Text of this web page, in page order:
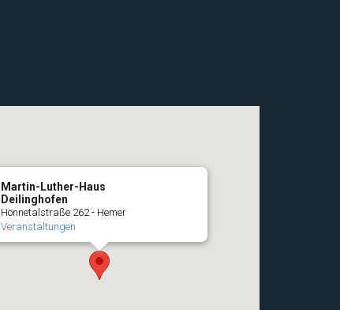
Martin-Luther-Haus
Deilinghofen
Hönnetalstraße 262 - Hemer
Veranstaltungen